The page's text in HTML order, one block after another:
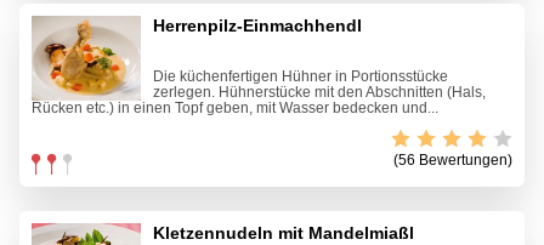
Herrenpilz-Einmachhendl
Die küchenfertigen Hühner in Portionsstücke
zerlegen. Hühnerstücke mit den Abschnitten (Hals,
Rücken etc.) in einen Topf geben, mit Wasser bedecken und...
(56 Bewertungen)
Kletzennudeln mit Mandelmiaßl